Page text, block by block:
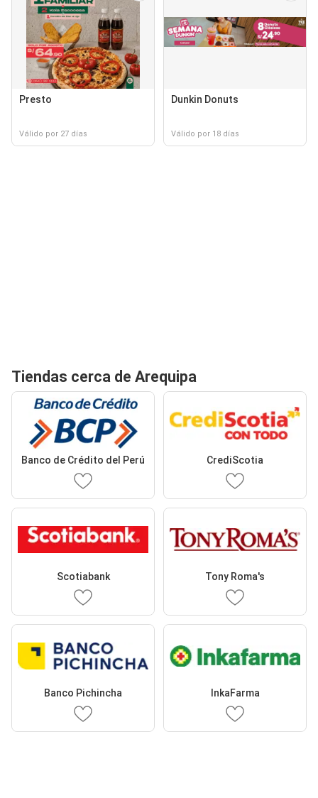
Presto
Válido por 27 días
Dunkin Donuts
Válido por 18 días
Tiendas cerca de Arequipa
Banco de Crédito del Perú CrediScotia
Scotiabank Tony Roma's
Banco Pichincha InkaFarma